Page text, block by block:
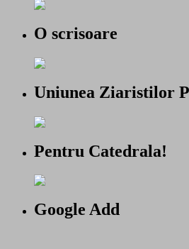
O scrisoare
Uniunea Ziaristilor
Pentru Catedrala!
Google Add